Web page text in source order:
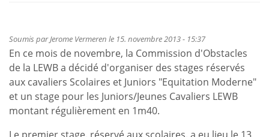
Soumis parJerome Vermeren le 15. novembre 2013 - 15:37
En ce mois de novembre, la Commission d'Obstacles
de la LEWB a décidé d'organiser des stages réservés
aux cavaliers Scolaires et Juniors "Equitation Moderne"
et un stage pour les Juniors/Jeunes Cavaliers LEWB
montant régulièrement en 1m40.